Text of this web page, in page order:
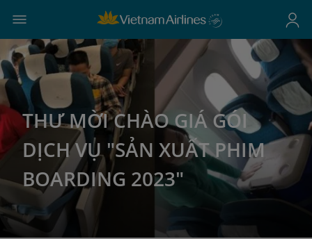
THƯ MỜI CHÀO GIÁ GÓI
DỊCH VỤ "SẢN XUẤT PHIM
BOARDING 2023"